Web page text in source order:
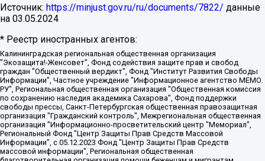
Источник: https://minjust.gov.ru/ru/documents/7822/ данные
на 03.05.2024
* Реестр иностранных агентов:
Калининградская региональная общественная организация "Экозащита!-Женсовет", Фонд содействия защите прав и свобод граждан "Общественный вердикт", Фонд "Институт Развития Свободы Информации", Частное учреждение "Информационное агентство МЕМО. РУ", Региональная общественная организация "Общественная комиссия по сохранению наследия академика Сахарова", Фонд поддержки свободы прессы, Санкт-Петербургская общественная правозащитная организация "Гражданский контроль", Межрегиональная общественная организация "Информационно-просветительский центр "Мемориал", Региональный Фонд "Центр Защиты Прав Средств Массовой Информации", с 05.12.2023 Фонд "Центр Защиты Прав Средств массовой информации", Региональная общественная благотворительная организация помощи беженцам и мигрантам "Гражданское содействие", Негосударственное образовательное учреждение дополнительного профессионального образования (повышение квалификации) специалистов "АКАДЕМИЯ ПО ПРАВАМ ЧЕЛОВЕКА", Свердловская региональная общественная организация "Сутяжник", Автономная некоммерческая организация "Центр независимых социологических исследований", Союз общественных объединений "Российский исследовательский центр по правам человека", Региональное общественное учреждение научно-информационный центр "МЕМОРИАЛ", Некоммерческая организация "Фонд защиты гласности", Автономная некоммерческая организация "Институт прав человека", Городская общественная организация "Екатеринбургское общество "МЕМОРИАЛ", Городская общественная организация "Рязанское историко-просветительское и правозащитное общество "Мемориал" (Рязанский Мемориал), Челябинский региональный орган общественной самодеятельности – женское общественное объединение "Женщины Евразии", Челябинский региональный орган общественной самодеятельности "Уральская правозащитная группа", Фонд содействия защите здоровья и социальной справедливости имени Андрея Рылькова, Автономная Некоммерческая Организация "Аналитический Центр Юрия Левады", Автономная некоммерческая организация социальной поддержки населения "Проект Апрель", Региональная общественная организация помощи женщинам и детям, находящимся в кризисной ситуации "Информационно-методический центр "Анна", Фонд содействия развитию массовых коммуникаций и правовому просвещению "Так-так-Так", Фонд содействия устойчивому развитию "Серебряная тайга", Свердловский региональный общественный фонд социальных проектов "Новое время", "Idel.Реалии", Кавказ.Реалии, Крым.Реалии, Телеканал Настоящее Время, Татаро-башкирская служба Радио Свобода (Azatliq Radiosi), Радио Свободная Европа/Радио Свобода (PCE/PC), "Сибирь.Реалии", "Фактограф", Благотворительный фонд помощи осужденным и их семьям, Автономная некоммерческая организация "Институт глобализации и социальных движений", Фонд "В защиту прав заключенных", Частное учреждение "Центр поддержки и содействия развитию средств массовой информации", Пензенский региональный общественный благотворительный фонд "Гражданский союз", "Север.Реалии", Некоммерческая организация Фонд "Правовая инициатива", Общество с ограниченной ответственностью "Радио Свободная Европа/Радио Свобода", Чешское информационное агентство "MEDIUM-ORIENT", Красноярская региональная общественная организация "Мы против СПИДа", Камалягин Денис Николаевич, Маркелов Сергей Евгеньевич, Пономарев Лев Александрович, Савицкая Людмила Алексеевна, Автономная некоммерческая организация "Центр по работе с проблемой насилия "НАСИЛИЮ.НЕТ", Межрегиональный профессиональный союз работников здравоохранения "Альянс врачей", Юридическое лицо, зарегистрированное в Латвийской Республике, SIA "Medusa Project" (регистрационный номер 40103797863, дата регистрации 10.06.2014), Некоммерческая организация "Фонд по борьбе с коррупцией", Автономная некоммерческая организация "Институт права и публичной политики", Баданин Роман Сергеевич, Гликин Максим Александрович, Железнова Мария Михайловна, Лукьянова Юлия Сергеевна, Маетная Елизавета Витальевна, Маняхин Петр Борисович, Чуракова Ольга Владимировна, Ярош Юлия Петровна, Юридическое лицо "The Insider SIA", зарегистрированное в Риге, Латвийская Республика (дата регистрации 26.06.2015), являющееся администратором доменного имени интернет-издания "The Insider SIA", https://theins.ru, Постернак Алексей Евгеньевич, Рубин Михаил Аркадьевич, Анин Роман Александрович, Юридическое лицо Istories fonds, зарегистрированное в Латвийской Республике (регистрационный номер 50008295751, дата регистрации 24.02.2020), Великовский Дмитрий Александрович, Долинина Ирина Николаевна, Мароховская Алеся Алексеевна, Шлейнов Роман Юрьевич, Шмагун Олеся Валентиновна, Общество с ограниченной ответственностью "Альтаир 2021", Общество с ограниченной ответственностью "Вега 2021", Общество с ограниченной ответственностью "Главный редактор 2021", Общество с ограниченной ответственностью "Ромашки монолит", Важенков Артем Валерьевич, Ивановская областная общественная организация "Центр гендерных исследований", Гурман Юрий Альбертович, Медиапроект "ОВД-Инфо", Егоров Владимир Владимирович, Жилинский Владимир Александрович, Общество с ограниченной ответственностью "ЗП", Иванова София Юрьевна, Карезина Инна Павловна, Кильтау Екатерина Викторовна, Петров Алексей Викторович, Пискунов Сергей Евгеньевич, Смирнов Сергей Сергеевич, Тихонов Михаил Сергеевич, Общество с ограниченной ответственностью "ЖУРНАЛИСТ-ИНОСТРАННЫЙ АГЕНТ", Арапова Галина Юрьевна, Вольтская Татьяна Анатольевна, Американская компания "Mason G.E.S. Anonymous Foundation" (США), являющаяся владельцем интернет-издания https://mnews.world/, Компания "Stichting Bellingcat", зарегистрированная в Нидерландах (дата регистрации 11.07.2018), Захаров Андрей Вячеславович, Клепиковская Екатерина Дмитриевна, Общество с ограниченной ответственностью "МЕМО", Перл Роман Александрович, Симонов Евгений Алексеевич, Соловьева Елена Анатольевна, Сотников Даниил Владимирович, Сурначева Елизавета Дмитриевна, Автономная некоммерческая организация по защите прав человека и информированию населения "Якутия – Наше Мнение", Общество с ограниченной ответственностью "Москоу диджитал медиа", с 26.01.2023 Общество с ограниченной ответственностью "Чайка Белые сады", Ветошкина Валерия Валерьевна, Заговора Максим Александрович, Межрегиональное общественное движение "Российская ЛГБТ - сеть", Оленичев Максим Владимирович, Павлов Иван Юрьевич, Скворцова Елена Сергеевна, Общество с ограниченной ответственностью "Как бы инагент", Кочетков Игорь Викторович, Общество с ограниченной ответственностью "Честные выборы", Еланчик Олег Александрович, Общество с ограниченной ответственностью "Нобелевский призыв", Гималова Регина Эмилевна, Григорьев Андрей Валерьевич, Григорьева Алина Александровна, Ассоциация по содействию защите прав призывников, альтернативнослужащих и военнослужащих "Правозащитная группа "Гражданин.Армия.Право", Хисамова Регина Фаритовна, Автономная некоммерческая организация по реализации социально-правовых программ "Лилит", Дальневосточное общественное движение "Маяк", Санкт-Петербургская ЛГБТ-инициативная группа "Выход", Инициативная группа ЛГБТ+ "Реверс", Алексеев Андрей Викторович, Бекбулатова Таисия Львовна, Беляев Иван Михайлович, Владыкина Елена Сергеевна, Гельман Марат Александрович, Никульшина Вероника Юрьевна, Толоконникова Надежда Андреевна, Шендерович Виктор Анатольевич, Общество с ограниченной ответственностью "Данное сообщение", Общество с ограниченной ответственностью Издательский дом "Новая глава", Айнбиндер Александра Александровна, Московский комьюнити-центр для ЛГБТ+инициатив, Благотворительный фонд развития филантропии, Deutsche Welle (Германия, Kurt-Schumacher-Strasse 3, 53113 Bonn), Борзунова Мария Михайловна, Воробьев Виктор Викторович, Голубева Анна Львовна, Константинова Алла Михайловна, Малкова Ирина Владимировна, Мурадов Мурад Абдулгалимович, Осетинская Елизавета Николаевна, Понасенков Евгений Николаевич, Ганапольский Матвей Юрьевич, Киселев Евгений Алексеевич, Борухович Ирина Григорьевна, Дремин Иван Тимофеевич, Дубровский Дмитрий Викторович, Красноярская региональная общественная организация поддержки и развития альтернативных образовательных технологий и межкультурных коммуникаций "ИНТЕРРА", Маяковская Екатерина Алексеевна, Фейгин Марк Захарович, Филимонов Андрей Викторович, Дзугкоева Регина Николаевна, Доброхотов Роман Александрович, Дудь Юрий Александрович, Елкин Сергей Владимирович, Кругликов Кирилл Игоревич, Сабунаева Мария Леонидовна, Семенов Алексей Владимирович, Шаинян Карен Багратович, Шульман Екатерина Михайловна, Асафьев Артур Валерьевич, Вахштайн Виктор Семенович, Венедиктов Алексей Алексеевич, Лушникова Екатерина Евгеньевна, Волков Леонид Михайлович, Невзоров Александр Глебович, Пархоменко Сергей Борисович, Сироткин Ярослав Николаевич, Кара-Мурза Владимир Владимирович, Баранова Наталья Владимировна, Гозман Леонид Яковлевич, Кагарлицкий Борис Юльевич, Климарев Михаил Валерьевич, Милов Владимир Станиславович, Автономная некоммерческая организация Краснодарский центр современного искусства "Типография", Моргенштерн Алишер Тагирович, Соболь Любовь Эдуардовна, Общество с ограниченной ответственностью "ЛИЗА НОРМ", Каспаров Гарри Кимович, Ходорковский Михаил Борисович, Общество с ограниченной ответственностью "Апрельские тезисы", Данилович Ирина Брониславовна, Кашин Олег Владимирович, Петров Николай Владимирович, Пивоваров Алексей Владимирович, Соколов Михаил Владимирович, Цветкова Юлия Владимировна, Чичваркин Евгений Александрович, Комитет против пыток/Команда против пыток, Общество с ограниченной ответственностью "Первый научный", Общество с ограниченной ответственностью "Вертолет и ко", Белоцерковская Вероника Борисовна, Кац Максим Евгеньевич, Лазарева Татьяна Юрьевна, Шаведдинов Руслан Табризович, Яшин Илья Валерьевич, Общество с ограниченной ответственностью "Иноагент ААВ", Алешковский Дмитрий Петрович, Альбац Евгения Марковна, Быков Дмитрий Львович, Галямина Юлия Евгеньевна, Лойко Сергей Леонидович, Мартынов Кирилл Константинович, Медведев Сергей Александрович, Крашенинников Федор Геннадиевич, Гордеева Катерина Вл